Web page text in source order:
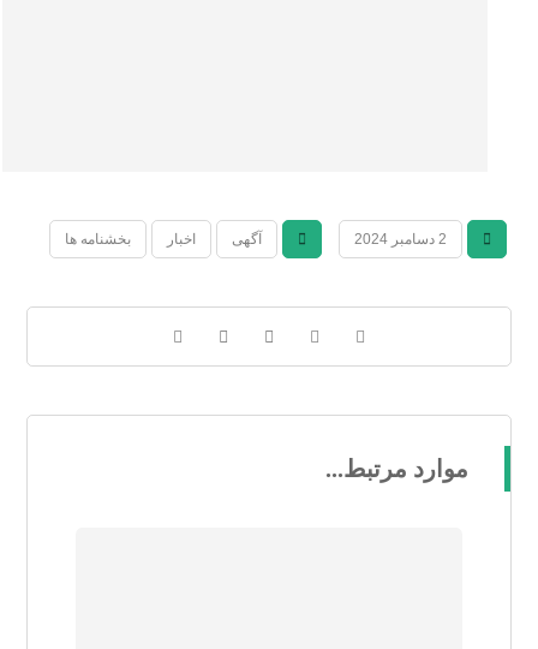
2 دسامبر 2024 آگهی اخبار بخشنامه ها
موارد مرتبط...